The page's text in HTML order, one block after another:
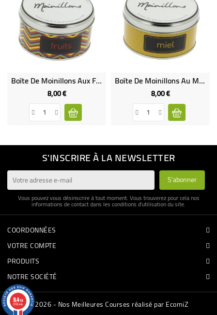
Boîte De Moinillons Aux Fruits
8,00 €Prix
Boîte De Moinillons Au Miel
8,00 €Prix
S'INSCRIRE À LA NEWSLETTER
Vous pouvez vous désinscrire à tout moment. Vous trouverez pour cela nos
informations de contact dans les conditions d'utilisation du site.
COORDONNÉES
VOTRE COMPTE
PRODUITS
NOTRE SOCIÉTÉ
© 2026 - Nos Meilleures Courses réalisé par EcomiZ
9.4/10
3335 avis